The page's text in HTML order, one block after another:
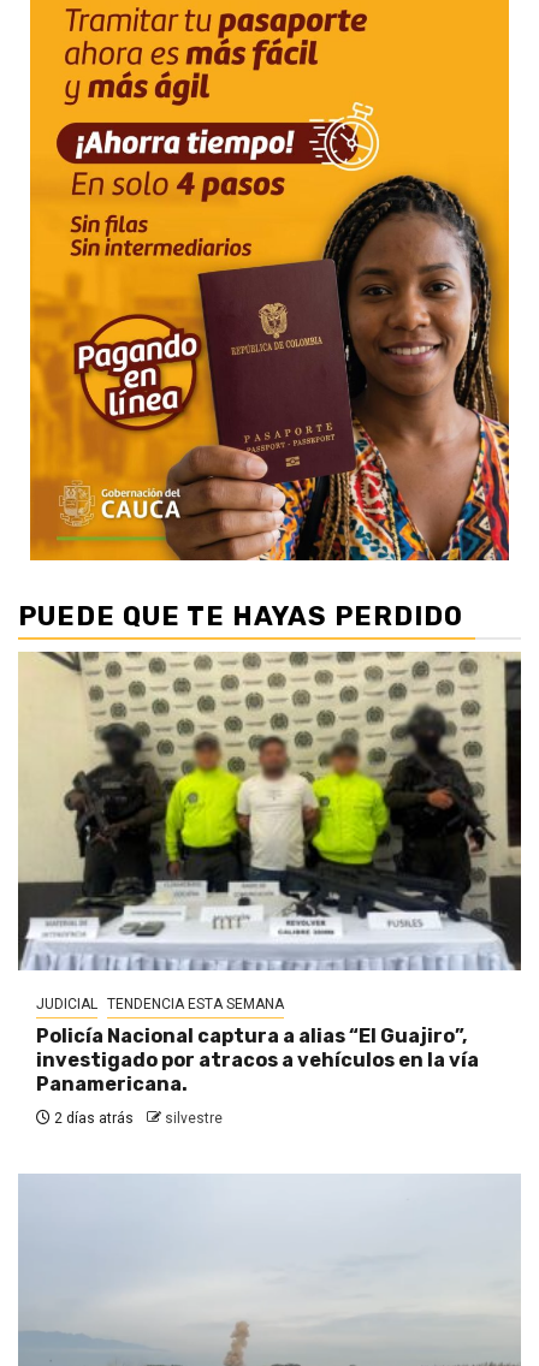
PUEDE QUE TE HAYAS PERDIDO
JUDICIAL TENDENCIA ESTA SEMANA
Policía Nacional captura a alias “El Guajiro”,
investigado por atracos a vehículos en la vía
Panamericana.
2 días atrás silvestre